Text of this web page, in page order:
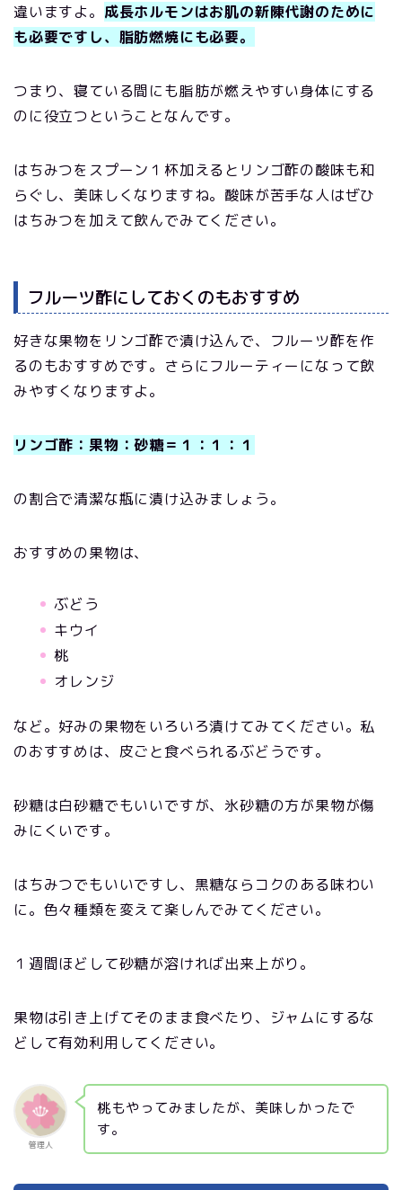
違いますよ。 成長ホルモンはお肌の新陳代謝のために
も必要ですし、脂肪燃焼にも必要。
つまり、寝ている間にも脂肪が燃えやすい身体にする
のに役立つということなんです。
はちみつをスプーン１杯加えるとリンゴ酢の酸味も和
らぐし、美味しくなりますね。酸味が苦手な人はぜひ
はちみつを加えて飲んでみてください。
フルーツ酢にしておくのもおすすめ
好きな果物をリンゴ酢で漬け込んで、フルーツ酢を作
るのもおすすめです。さらにフルーティーになって飲
みやすくなりますよ。
リンゴ酢：果物：砂糖＝１：１：１
の割合で清潔な瓶に漬け込みましょう。
おすすめの果物は、
ぶどう
キウイ
桃
オレンジ
など。好みの果物をいろいろ漬けてみてください。私
のおすすめは、皮ごと食べられるぶどうです。
砂糖は白砂糖でもいいですが、氷砂糖の方が果物が傷
みにくいです。
はちみつでもいいですし、黒糖ならコクのある味わい
に。色々種類を変えて楽しんでみてください。
１週間ほどして砂糖が溶ければ出来上がり。
果物は引き上げてそのまま食べたり、ジャムにするな
どして有効利用してください。
管理人
桃もやってみましたが、美味しかったで
す。